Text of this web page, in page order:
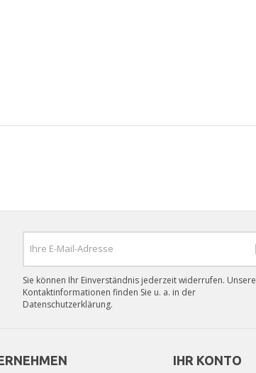
Sie können Ihr Einverständnis jederzeit widerrufen. Unsere
Kontaktinformationen finden Sie u. a. in der
Datenschutzerklärung.
IHR KONTO